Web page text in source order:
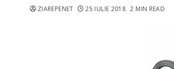
ZIAREPENET 25 IULIE 2018 2 MIN READ